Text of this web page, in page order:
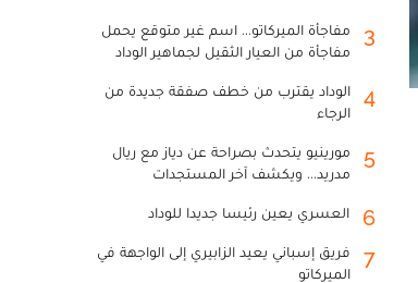
3
مفاجأة الميركاتو... اسم غير متوقع يحمل
مفاجأة من العيار الثقيل لجماهير الوداد
4
الوداد يقترب من خطف صفقة جديدة من
الرجاء
5
مورينيو يتحدث بصراحة عن دياز مع ريال
مدريد... ويكشف آخر المستجدات
6 العسري يعين رئيسا جديدا للوداد
7
فريق إسباني يعيد الزابيري إلى الواجهة في
الميركاتو